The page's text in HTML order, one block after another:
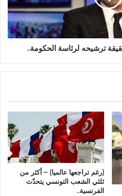
ترشيحه لرئاسة الحكومة..
(رغم تراجعها عالميا) – أكثر من
ثلثي الشعب التونسي يتحدّث
الفرنسية..